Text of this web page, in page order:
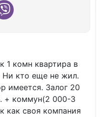
1 комн квартира в
кто еще не жил.
имеется. Залог 20
+ коммун(2 000-3
как своя компания